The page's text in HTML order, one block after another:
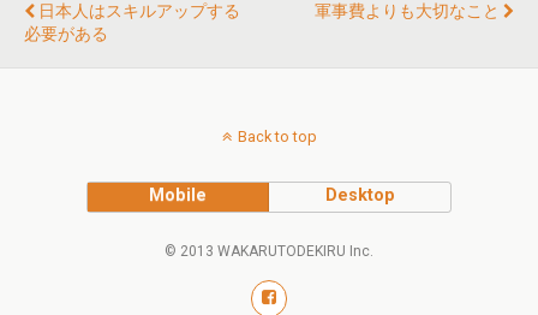
日本人はスキルアップする
必要がある
軍事費よりも大切なこと
Back to top
Mobile Desktop
© 2013 WAKARUTODEKIRU Inc.